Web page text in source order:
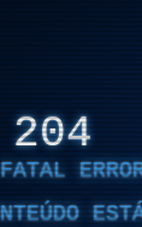
204